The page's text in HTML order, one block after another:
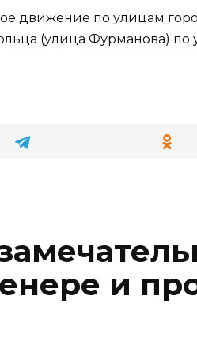
движение по улицам
(улица Фурманова) по
и